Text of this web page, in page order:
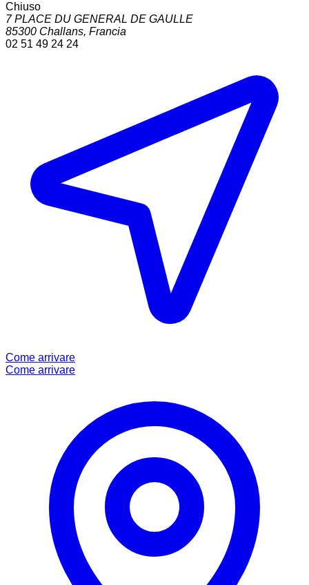
Chiuso
7 PLACE DU GENERAL DE GAULLE
85300 Challans, Francia
02 51 49 24 24
Come arrivare
Come arrivare